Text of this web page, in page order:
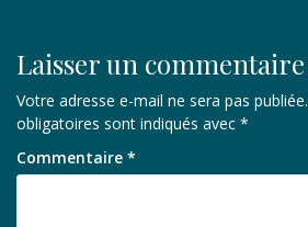
Laisser un commentaire
Votre adresse e-mail ne sera pas publiée.
obligatoires sont indiqués avec *
Commentaire *